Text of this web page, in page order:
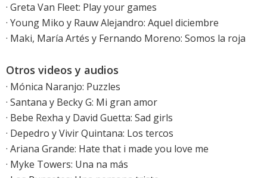
· Greta Van Fleet: Play your games
· Young Miko y Rauw Alejandro: Aquel diciembre
· Maki, María Artés y Fernando Moreno: Somos la roja
Otros videos y audios
· Mónica Naranjo: Puzzles
· Santana y Becky G: Mi gran amor
· Bebe Rexha y David Guetta: Sad girls
· Depedro y Vivir Quintana: Los tercos
· Ariana Grande: Hate that i made you love me
· Myke Towers: Una na más